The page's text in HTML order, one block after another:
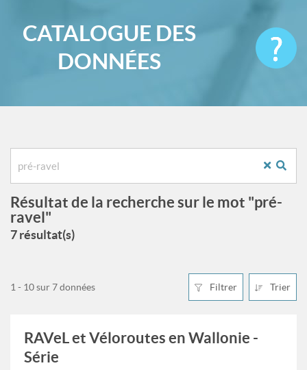
CATALOGUE DES
DONNÉES
Résultat de la recherche sur le mot "pré-
ravel"
7 résultat(s)
Filtrer Trier
1 - 10 sur 7 données
RAVeL et Véloroutes en Wallonie -
Série